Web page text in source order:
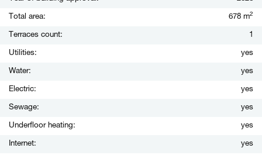
Total area: 678 m2
Terraces count: 1
Utilities: yes
Water: yes
Electric: yes
Sewage: yes
Underfloor heating: yes
Internet: yes